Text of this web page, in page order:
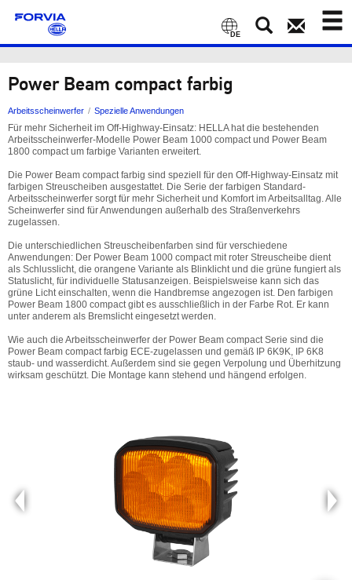
Toggle
DE
Power Beam compact farbig
Arbeitsscheinwerfer Spezielle Anwendungen
Für mehr Sicherheit im Off-Highway-Einsatz: HELLA hat die bestehenden
Arbeitsscheinwerfer-Modelle Power Beam 1000 compact und Power Beam
1800 compact um farbige Varianten erweitert.
Die Power Beam compact farbig sind speziell für den Off-Highway-Einsatz mit
farbigen Streuscheiben ausgestattet. Die Serie der farbigen Standard-
Arbeitsscheinwerfer sorgt für mehr Sicherheit und Komfort im Arbeitsalltag. Alle
Scheinwerfer sind für Anwendungen außerhalb des Straßenverkehrs
zugelassen.
Die unterschiedlichen Streuscheibenfarben sind für verschiedene
Anwendungen: Der Power Beam 1000 compact mit roter Streuscheibe dient
als Schlusslicht, die orangene Variante als Blinklicht und die grüne fungiert als
Statuslicht, für individuelle Statusanzeigen. Beispielsweise kann sich das
grüne Licht einschalten, wenn die Handbremse angezogen ist. Den farbigen
Power Beam 1800 compact gibt es ausschließlich in der Farbe Rot. Er kann
unter anderem als Bremslicht eingesetzt werden.
Wie auch die Arbeitsscheinwerfer der Power Beam compact Serie sind die
Power Beam compact farbig ECE-zugelassen und gemäß IP 6K9K, IP 6K8
staub- und wasserdicht. Außerdem sind sie gegen Verpolung und Überhitzung
wirksam geschützt. Die Montage kann stehend und hängend erfolgen.